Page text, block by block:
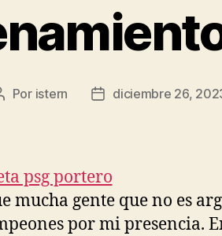
Por istern
Fechadiciembre 26,
mucha gente que no es
por mi presencia.